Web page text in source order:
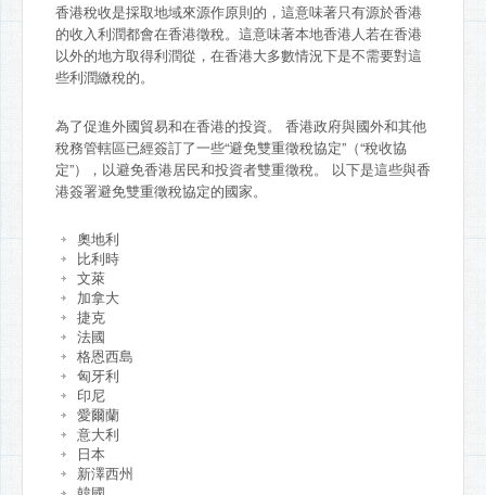
香港稅收是採取地域來源作原則的，這意味著只有源於香港
的收入利潤都會在香港徵稅。這意味著本地香港人若在香港
以外的地方取得利潤從，在香港大多數情況下是不需要對這
些利潤繳稅的。
為了促進外國貿易和在香港的投資。 香港政府與國外和其他
稅務管轄區已經簽訂了一些“避免雙重徵稅協定”（“稅收協
定”），以避免香港居民和投資者雙重徵稅。 以下是這些與香
港簽署避免雙重徵稅協定的國家。
奧地利
比利時
文萊
加拿大
捷克
法國
格恩西島
匈牙利
印尼
愛爾蘭
意大利
日本
新澤西州